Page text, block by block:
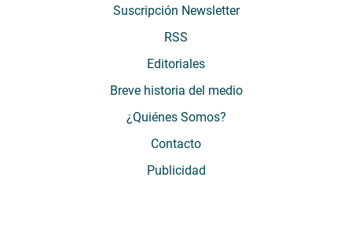
Suscripción Newsletter
RSS
Editoriales
Breve historia del medio
¿Quiénes Somos?
Contacto
Publicidad